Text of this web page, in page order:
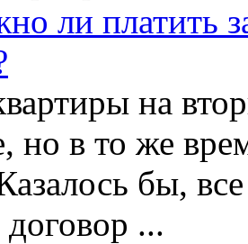
ли платить
на
но в то же
бы,
...